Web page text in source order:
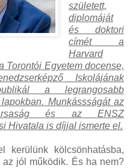
született,
diplomáját
és doktori
címét a
Harvard
Torontói Egyetem docense,
Iskolájának
a legrangosabb
Munkássságát az
és az ENSZ
Hivatala is díjjal ismerte el.
kerülünk kölcsönhatásba,
jól működik. És ha nem?